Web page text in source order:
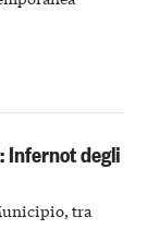
Infernot degli
tra